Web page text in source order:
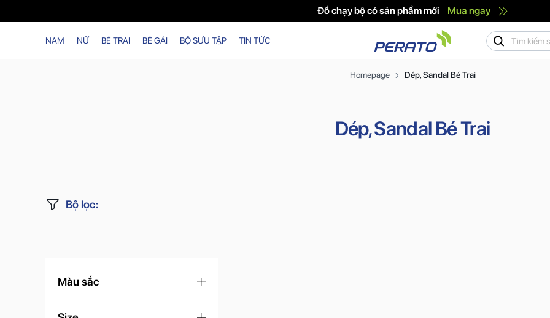
Đồ chạy bộ có sản phẩm mới Mua ngay
NAM NỮ BÉ TRAI BÉ GÁI BỘ SƯU TẬP TIN TỨC
Homepage Dép, Sandal Bé Trai
Dép, Sandal Bé Trai
Bộ lọc:
Màu sắc